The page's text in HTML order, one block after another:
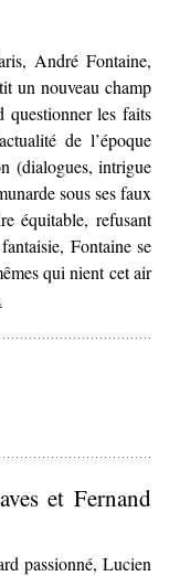
André Fontaine,
un nouveau champ
questionner les faits
de l’époque
(dialogues, intrigue
sous ses faux
équitable, refusant
Fontaine se
qui nient cet air
– ‘Sur
.
et Fernand
passionné, Lucien